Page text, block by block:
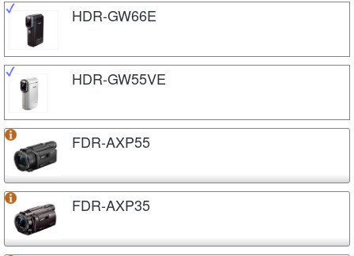
HDR-GW66E
HDR-GW55VE
FDR-AXP55
FDR-AXP35